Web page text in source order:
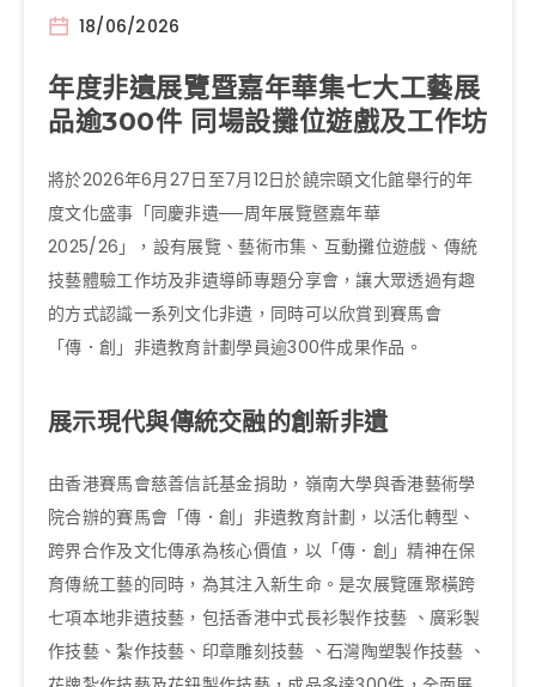
18/06/2026
年度非遺展覽暨嘉年華集七大工藝展
品逾300件 同場設攤位遊戲及工作坊
將於2026年6月27日至7月12日於饒宗頤文化館舉行的年
度文化盛事「同慶非遺──周年展覽暨嘉年華
2025/26」，設有展覽、藝術市集、互動攤位遊戲、傳統
技藝體驗工作坊及非遺導師專題分享會，讓大眾透過有趣
的方式認識一系列文化非遺，同時可以欣賞到賽馬會
「傳．創」非遺教育計劃學員逾300件成果作品。
展示現代與傳統交融的創新非遺
由香港賽馬會慈善信託基金捐助，嶺南大學與香港藝術學
院合辦的賽馬會「傳．創」非遺教育計劃，以活化轉型、
跨界合作及文化傳承為核心價值，以「傳．創」精神在保
育傳統工藝的同時，為其注入新生命。是次展覽匯聚橫跨
七項本地非遺技藝，包括香港中式長衫製作技藝 、廣彩製
作技藝、紮作技藝、印章雕刻技藝 、石灣陶塑製作技藝 、